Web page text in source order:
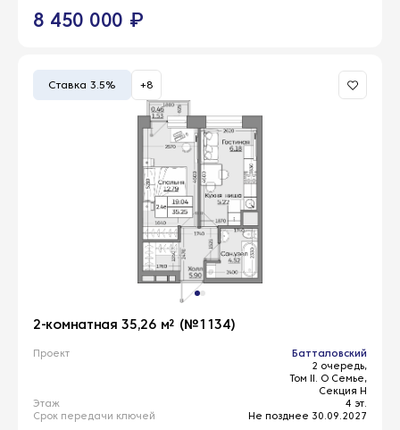
8 450 000 ₽
Ставка 3.5% +8
2-комнатная 35,26 м² (№1134)
Проект
Батталовский
2 очередь,
Том II. О Семье,
Секция Н
Этаж
4 эт.
Срок передачи ключей
Не позднее 30.09.2027